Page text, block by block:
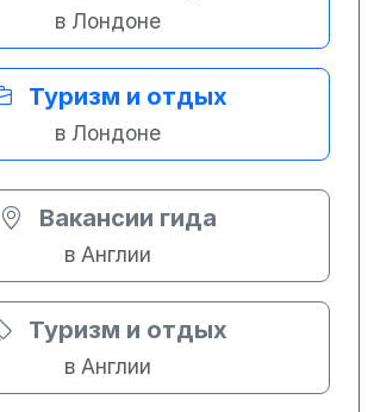
в Лондоне
Туризм и отдых
в Лондоне
Вакансии гида
в Англии
Туризм и отдых
в Англии